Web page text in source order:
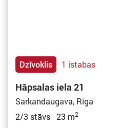
Dzīvoklis 1 istabas
Hāpsalas iela 21
Sarkandaugava, Rīga
2/3 stāvs 23 m2